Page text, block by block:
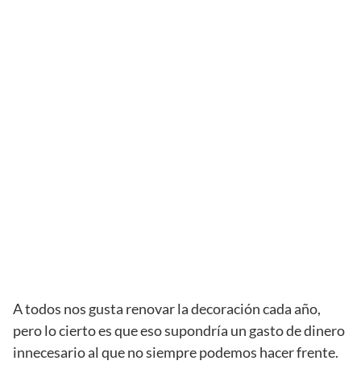
A todos nos gusta renovar la decoración cada año,
pero lo cierto es que eso supondría un gasto de dinero
innecesario al que no siempre podemos hacer frente.